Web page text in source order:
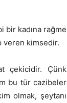
bir kadına
veren kimsedir.
çekicidir.
bu tür
olmak,